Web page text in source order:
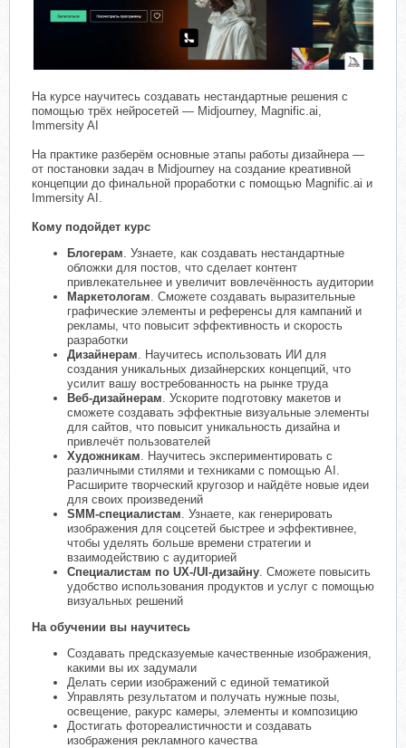
На курсе научитесь создавать нестандартные решения с
помощью трёх нейросетей — Midjourney, Magnific.ai,
Immersity AI
На практике разберём основные этапы работы дизайнера —
от постановки задач в Midjourney на создание креативной
концепции до финальной проработки с помощью Magnific.ai и
Immersity AI.
Кому подойдет курс
Блогерам . Узнаете, как создавать нестандартные
обложки для постов, что сделает контент
привлекательнее и увеличит вовлечённость аудитории
Маркетологам . Сможете создавать выразительные
графические элементы и референсы для кампаний и
рекламы, что повысит эффективность и скорость
разработки
Дизайнерам . Научитесь использовать ИИ для
создания уникальных дизайнерских концепций, что
усилит вашу востребованность на рынке труда
Веб-дизайнерам . Ускорите подготовку макетов и
сможете создавать эффектные визуальные элементы
для сайтов, что повысит уникальность дизайна и
привлечёт пользователей
Художникам . Научитесь экспериментировать с
различными стилями и техниками с помощью AI.
Расширите творческий кругозор и найдёте новые идеи
для своих произведений
SMM-специалистам . Узнаете, как генерировать
изображения для соцсетей быстрее и эффективнее,
чтобы уделять больше времени стратегии и
взаимодействию с аудиторией
Специалистам по UX-/UI-дизайну . Сможете повысить
удобство использования продуктов и услуг с помощью
визуальных решений
На обучении вы научитесь
Создавать предсказуемые качественные изображения,
какими вы их задумали
Делать серии изображений с единой тематикой
Управлять результатом и получать нужные позы,
освещение, ракурс камеры, элементы и композицию
Достигать фотореалистичности и создавать
изображения рекламного качества